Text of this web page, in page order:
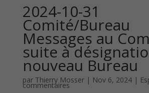
2024-10-31
Comité/Bureau
Messages au
suite à
nouveau Bureau
par Thierry Mosser| Nov 6, 2024|
commentaires